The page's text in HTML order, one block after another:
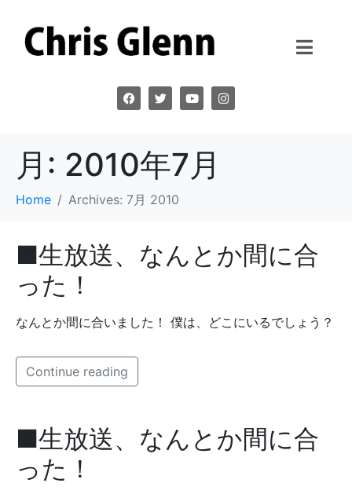
月: 2010年7月
Home Archives: 7月 2010
■生放送、なんとか間に合
った！
なんとか間に合いました！ 僕は、どこにいるでしょう？
Continue reading
■生放送、なんとか間に合
った！